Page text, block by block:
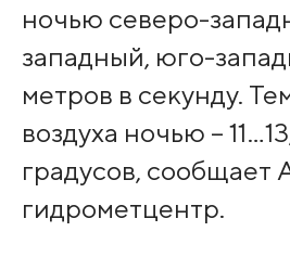
ночью северо-
западный, юго-
метров в секунду.
воздуха ночью –
градусов, сообщает
гидрометцентр.